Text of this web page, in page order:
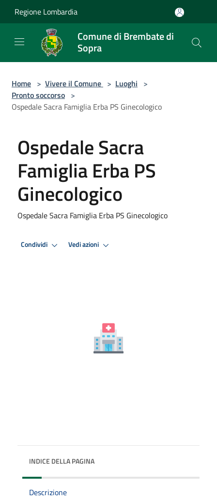
Regione Lombardia
Comune di Brembate di
Sopra
Home > Vivere il Comune > Luoghi >
Pronto soccorso >
Ospedale Sacra Famiglia Erba PS Ginecologico
Ospedale Sacra
Famiglia Erba PS
Ginecologico
Ospedale Sacra Famiglia Erba PS Ginecologico
Condividi Vedi azioni
INDICE DELLA PAGINA
Descrizione